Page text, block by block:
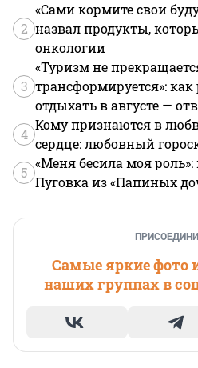
2
«Сами кормите свои
назвал продукты,
онкологии
3
«Туризм не
трансформируется»: как
отдыхать в августе —
4
Кому признаются в
сердце: любовный
5
«Меня бесила моя
Пуговка из «Папиных
Самые яркие фото
наших группах в